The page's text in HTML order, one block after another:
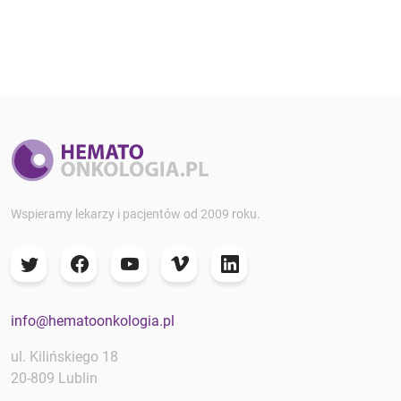
Wspieramy lekarzy i pacjentów od 2009 roku.
info@hematoonkologia.pl
ul. Kilińskiego 18
20-809 Lublin